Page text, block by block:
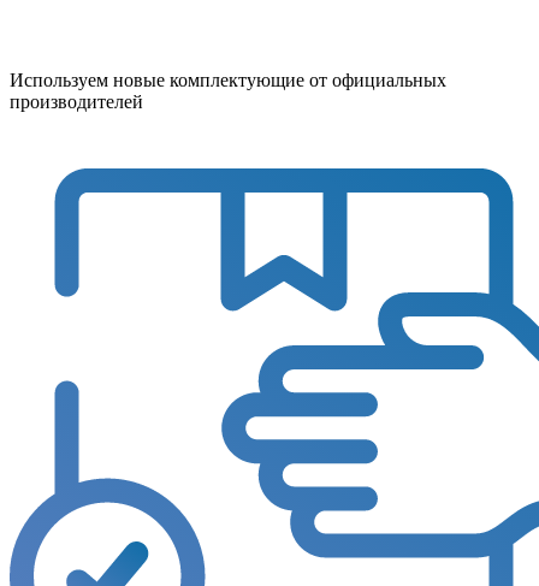
Используем новые комплектующие от официальных
производителей